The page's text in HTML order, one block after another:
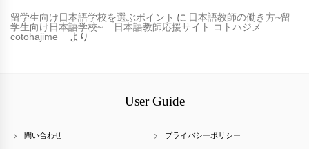
留学生向け日本語学校を選ぶポイント に 日本語教師の働き方~留
学生向け日本語学校~ – 日本語教師応援サイト コトハジメ
cotohajime
より
User Guide
問い合わせ プライバシーポリシー